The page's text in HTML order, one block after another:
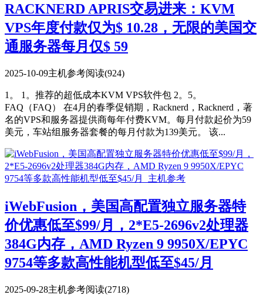
RACKNERD APRIS交易进来：KVM
VPS年度付款仅为$ 10.28，无限的美国交
通服务器每月仅$ 59
2025-10-09主机参考阅读(924)
1。 1。推荐的超低成本KVM VPS软件包 2。5。
FAQ（FAQ） 在4月的春季促销期，Racknerd，Racknerd，著
名的VPS和服务器提供商每年付费KVM。每月付款起价为59
美元，车站组服务器套餐的每月付款为139美元。 该...
iWebFusion，美国高配置独立服务器特
价优惠低至$99/月，2*E5-2696v2处理器
384G内存，AMD Ryzen 9 9950X/EPYC
9754等多款高性能机型低至$45/月
2025-09-28主机参考阅读(2718)